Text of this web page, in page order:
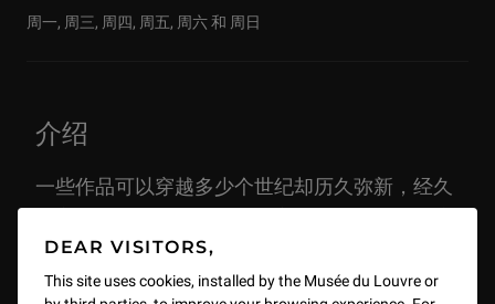
DEAR VISITORS,
This site uses cookies, installed by the Musée du Louvre or
周一, 周三, 周四, 周五, 周六 和 周日
介绍
一些作品可以穿越多少个世纪却历久弥新，经久
些作品以其超越国界和文化的艺术魅力，传达着
普世价值。卢浮宫是与典藏级作品聚首相遇的理